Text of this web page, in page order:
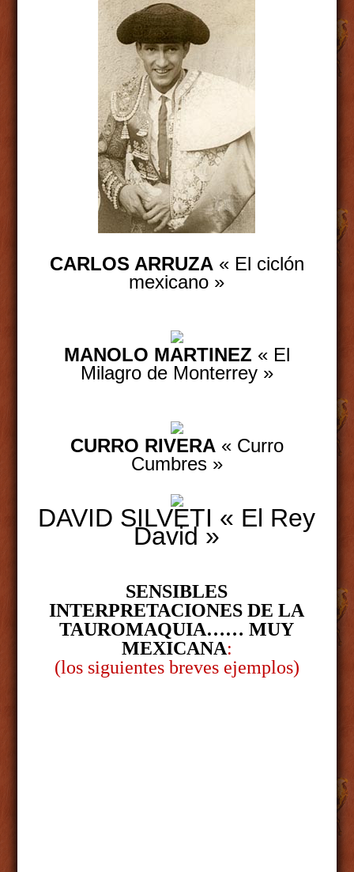
CARLOS ARRUZA« El ciclón
mexicano »
MANOLO MARTINEZ « El
Milagro de Monterrey »
CURRO RIVERA« Curro
Cumbres »
DAVID SILVETI « El Rey
David »
SENSIBLES
INTERPRETACIONES DE LA
TAUROMAQUIA…… MUY
MEXICANA:
(los siguientes breves ejemplos)